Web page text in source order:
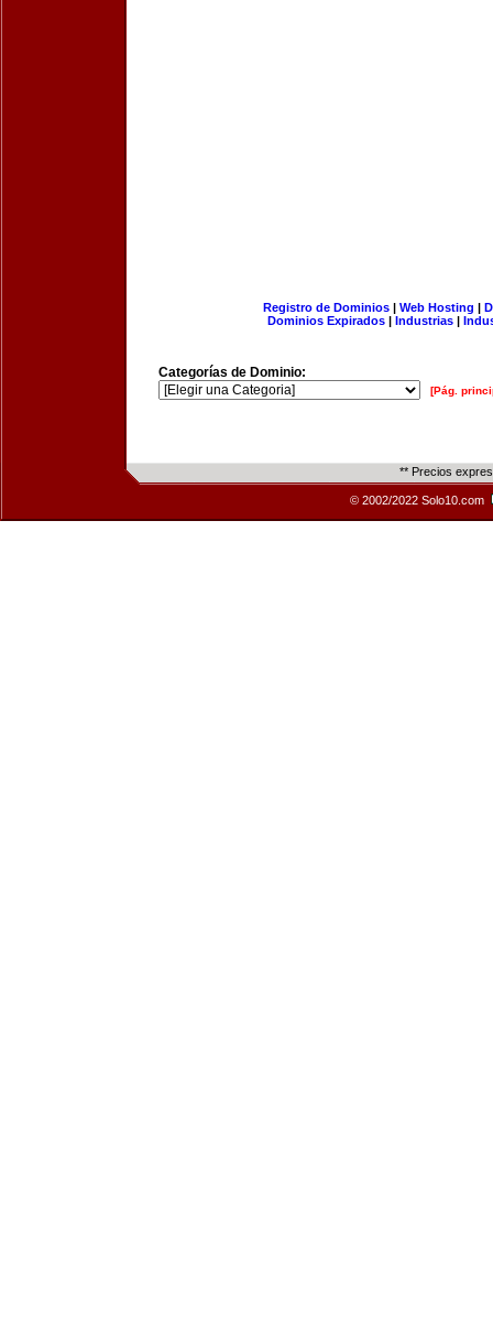
Registro de Dominios| Web Hosting |
Dominios Expirados | Industrias |
Categorías de Dominio:
[Pág.
** Precios
© 2002/2022 Solo10.com